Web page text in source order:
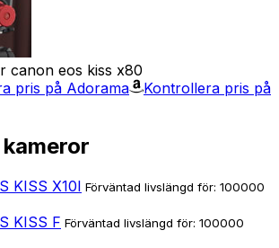
canon eos kiss x80
pris på Adorama
Kontrollera pris på
KISS X10I Förväntad livslängd för: 100000
KISS F Förväntad livslängd för: 100000